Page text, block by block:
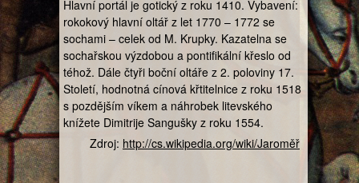
Hlavní portál je gotický z roku 1410. Vybavení:
rokokový hlavní oltář z let 1770 – 1772 se
sochami – celek od M. Krupky. Kazatelna se
sochařskou výzdobou a pontifikální křeslo od
téhož. Dále čtyři boční oltáře z 2. poloviny 17.
Století, hodnotná cínová křtitelnice z roku 1518
s pozdějším víkem a náhrobek litevského
knížete Dimitrije Sangušky z roku 1554.
Zdroj: http://cs.wikipedia.org/wiki/Jaroměř